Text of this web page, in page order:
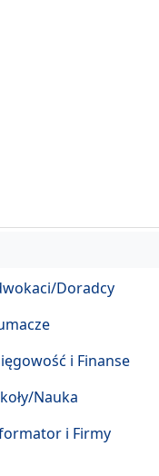
Doradcy
i Finanse
Nauka
i Firmy